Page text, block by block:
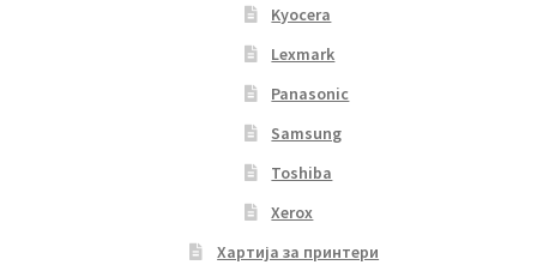
Kyocera
Lexmark
Panasonic
Samsung
Toshiba
Xerox
Хартија за принтери